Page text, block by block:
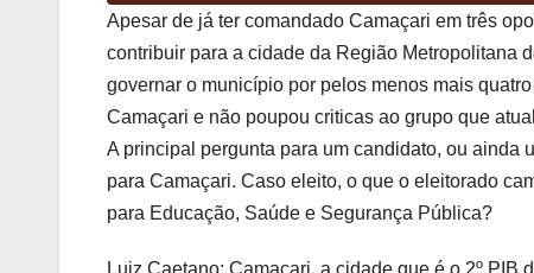
Apesar de já ter comandado Camaçari em três
contribuir para a cidade da Região Metropolitana
governar o município por pelos menos mais
Camaçari e não poupou criticas ao grupo que
A principal pergunta para um candidato, ou ainda
para Camaçari. Caso eleito, o que o eleitorado
para Educação, Saúde e Segurança Pública?